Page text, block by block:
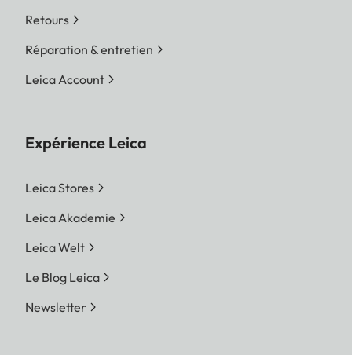
Retours
Réparation & entretien
Leica Account
Expérience Leica
Leica Stores
Leica Akademie
Leica Welt
Le Blog Leica
Newsletter